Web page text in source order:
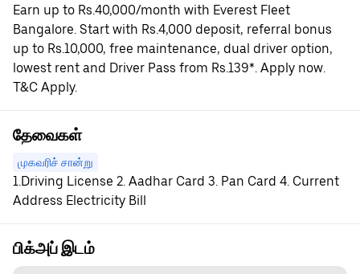
Earn up to Rs.40,000/month with Everest Fleet
Bangalore. Start with Rs.4,000 deposit, referral bonus
up to Rs.10,000, free maintenance, dual driver option,
lowest rent and Driver Pass from Rs.139*. Apply now.
T&C Apply.
தேவைகள்
முகவரிச் சான்று
1.Driving License 2. Aadhar Card 3. Pan Card 4. Current
Address Electricity Bill
பிக்அப் இடம்